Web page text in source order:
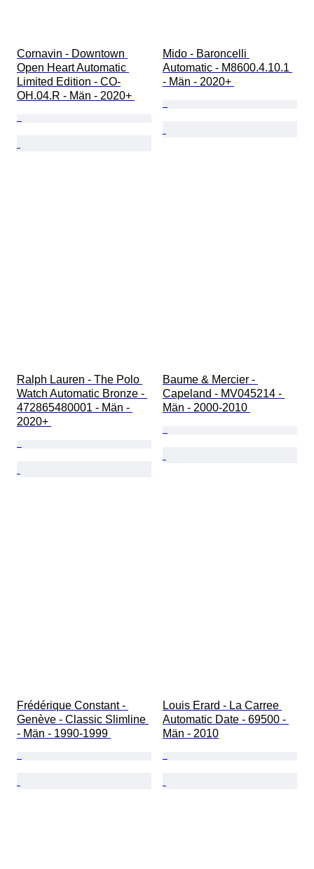
Cornavin - Downtown
Open Heart Automatic
Limited Edition - CO-
OH.04.R - Män - 2020+
Mido - Baroncelli
Automatic - M8600.4.10.1
- Män - 2020+
Ralph Lauren - The Polo
Watch Automatic Bronze -
472865480001 - Män -
2020+
Baume & Mercier -
Capeland - MV045214 -
Män - 2000-2010
Frédérique Constant -
Genève - Classic Slimline
- Män - 1990-1999
Louis Erard - La Carree
Automatic Date - 69500 -
Män - 2010